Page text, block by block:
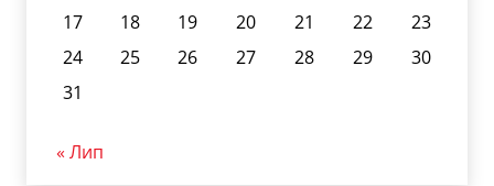
17
18 19 20 21 22
23
24
25 26 27 28 29
30
31
« Лип